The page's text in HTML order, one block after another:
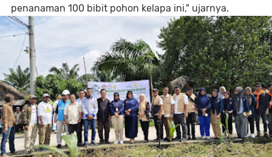
penanaman 100 bibit pohon kelapa ini," ujarnya.